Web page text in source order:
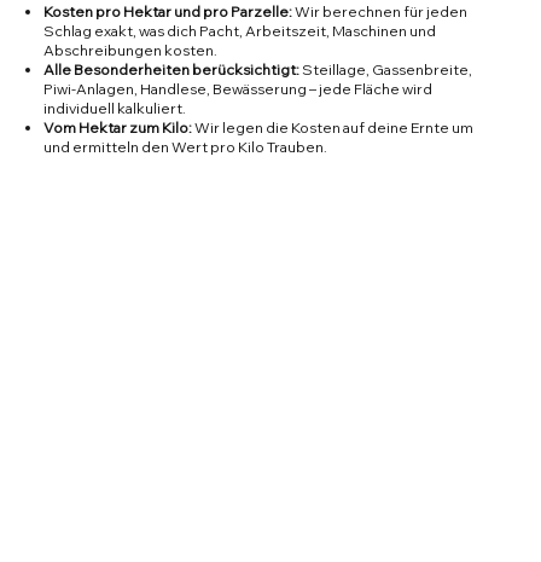
Kosten pro Hektar und pro Parzelle:Wir berechnen für jeden
Schlag exakt, was dich Pacht, Arbeitszeit, Maschinen und
Abschreibungen kosten.
Alle Besonderheiten berücksichtigt: Steillage, Gassenbreite,
Piwi-Anlagen, Handlese, Bewässerung – jede Fläche wird
individuell kalkuliert.
Vom Hektar zum Kilo:Wir legen die Kosten auf deine Ernte um
und ermitteln den Wert pro Kilo Trauben.